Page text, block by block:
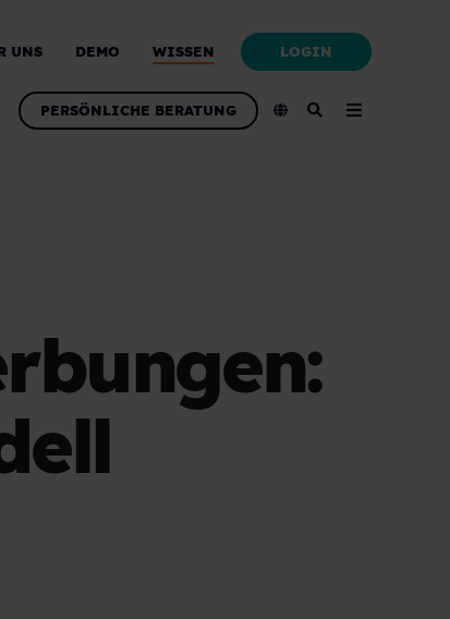
UNS DEMO WISSEN LOGIN
PERSÖNLICHE BERATUNG